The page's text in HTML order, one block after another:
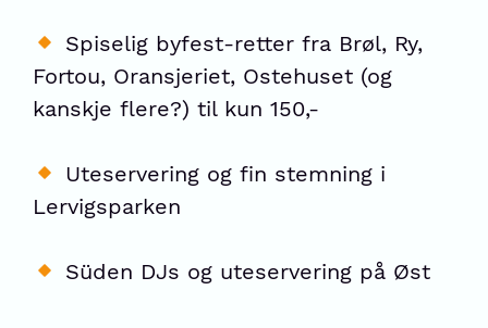
Spiselig byfest-retter fra Brøl, Ry,
Fortou, Oransjeriet, Ostehuset (og
kanskje flere?) til kun 150,-
Uteservering og fin stemning i
Lervigsparken
Süden DJs og uteservering på Øst